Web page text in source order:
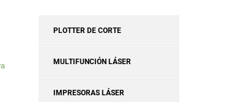
PLOTTER DE CORTE
MULTIFUNCIÓN LÁSER
IMPRESORAS LÁSER